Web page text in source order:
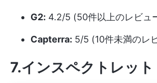
G2: 4.2/5 (50件以上のレビュ
Capterra: 5/5 (10件未満のレ
7.インスペクトレット